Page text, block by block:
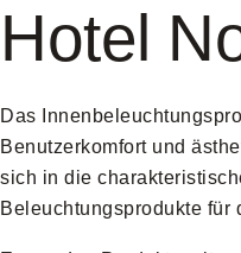
Hotel
Das
Benutzerkomfort und
sich in die
Beleuchtungsprodukte für